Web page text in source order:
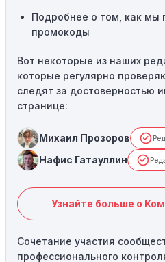
Подробнее о том, как мы
промокоды
Вот некоторые из наших
которые регулярно
следят за достоверностью
странице:
Михаил Прозоров
Нафис Гатауллин
Узнайте больше о
Сочетание участия
профессионального